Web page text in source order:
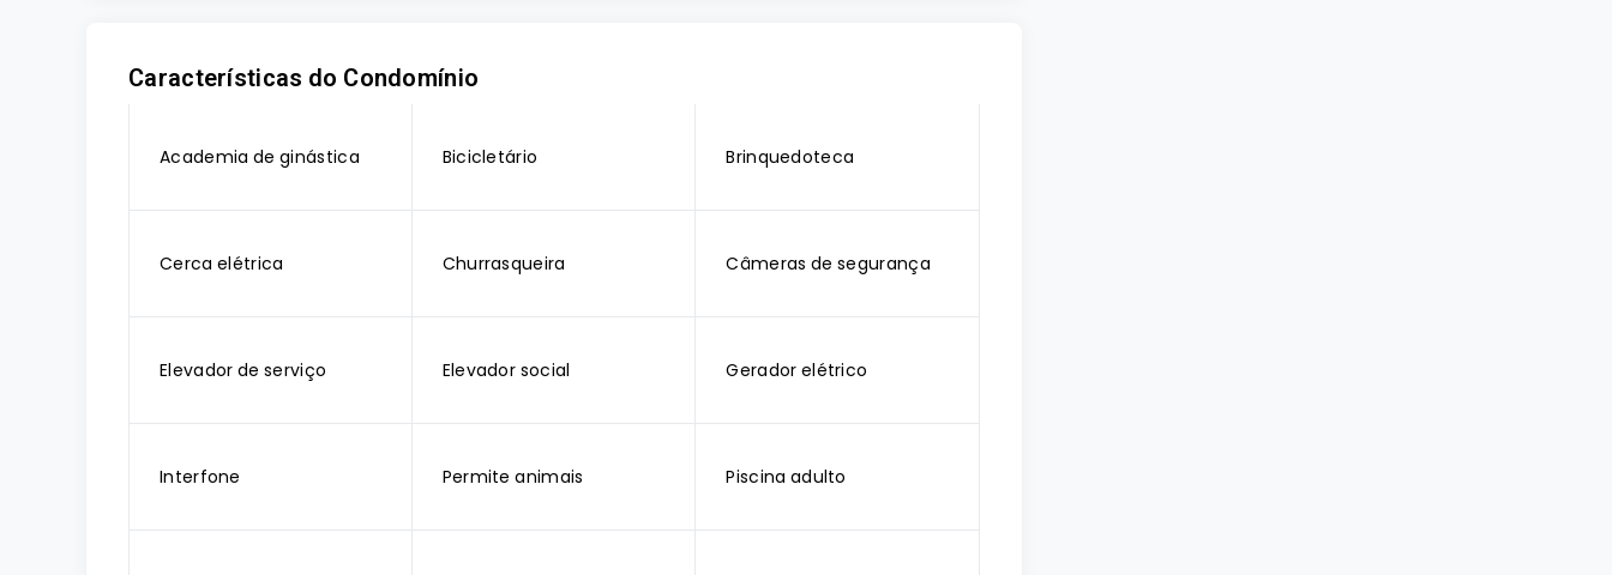
Características do Condomínio
Academia de ginástica Bicicletário Brinquedoteca
Cerca elétrica Churrasqueira Câmeras de segurança
Elevador de serviço Elevador social Gerador elétrico
Interfone Permite animais Piscina adulto